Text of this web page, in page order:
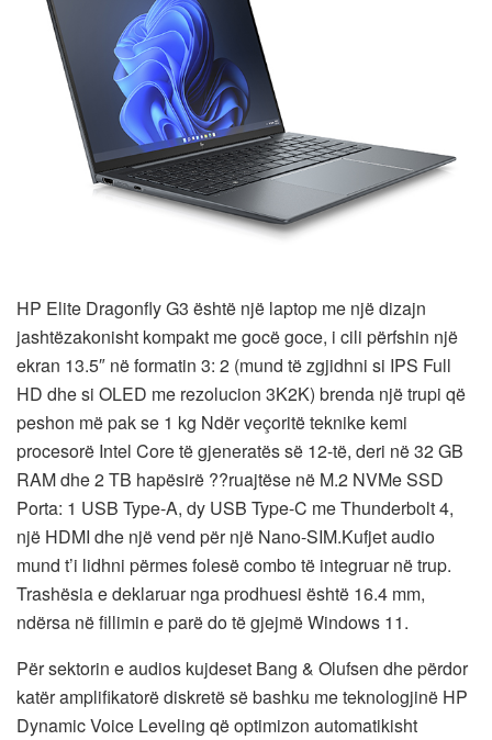
HP Elite Dragonfly G3 është një laptop me një dizajn
jashtëzakonisht kompakt me gocë goce, i cili përfshin një
ekran 13.5″ në formatin 3: 2 (mund të zgjidhni si IPS Full
HD dhe si OLED me rezolucion 3K2K) brenda një trupi që
peshon më pak se 1 kg Ndër veçoritë teknike kemi
procesorë Intel Core të gjeneratës së 12-të, deri në 32 GB
RAM dhe 2 TB hapësirë ??ruajtëse në M.2 NVMe SSD
Porta: 1 USB Type-A, dy USB Type-C me Thunderbolt 4,
një HDMI dhe një vend për një Nano-SIM.Kufjet audio
mund t’i lidhni përmes folesë combo të integruar në trup.
Trashësia e deklaruar nga prodhuesi është 16.4 mm,
ndërsa në fillimin e parë do të gjejmë Windows 11.
Për sektorin e audios kujdeset Bang & Olufsen dhe përdor
katër amplifikatorë diskretë së bashku me teknologjinë HP
Dynamic Voice Leveling që optimizon automatikisht